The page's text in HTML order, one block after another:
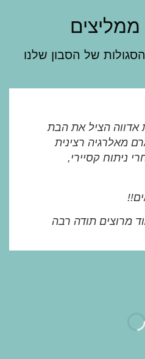
ממליצים
של הסבון שלנו
הציל את הבת
מאלרגיה רצינית
ניתוח קסיירי,
מרוצים תודה רבה